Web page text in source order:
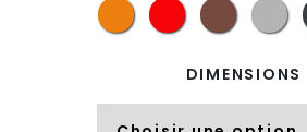
DIMENSIONS